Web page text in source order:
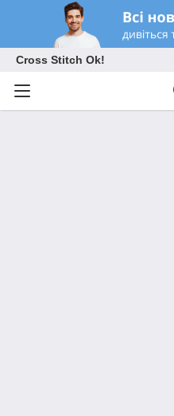
Cross Stitch Ok!